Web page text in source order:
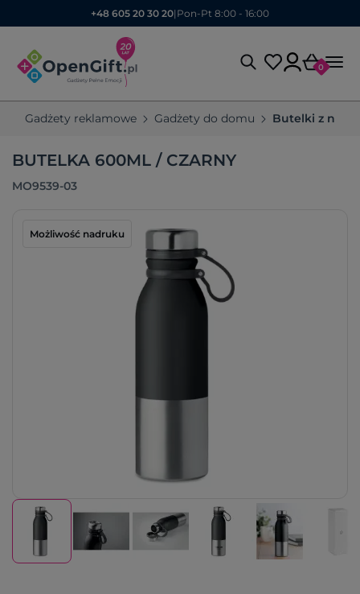
+48 605 20 30 20| Pon-Pt 8:00 - 16:00
0
Gadżety reklamowe Gadżety do domu Butelki z
BUTELKA 600ML / CZARNY
MO9539-03
Możliwość nadruku